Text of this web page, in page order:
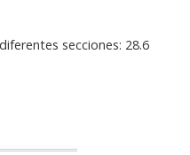
secciones: 28.6